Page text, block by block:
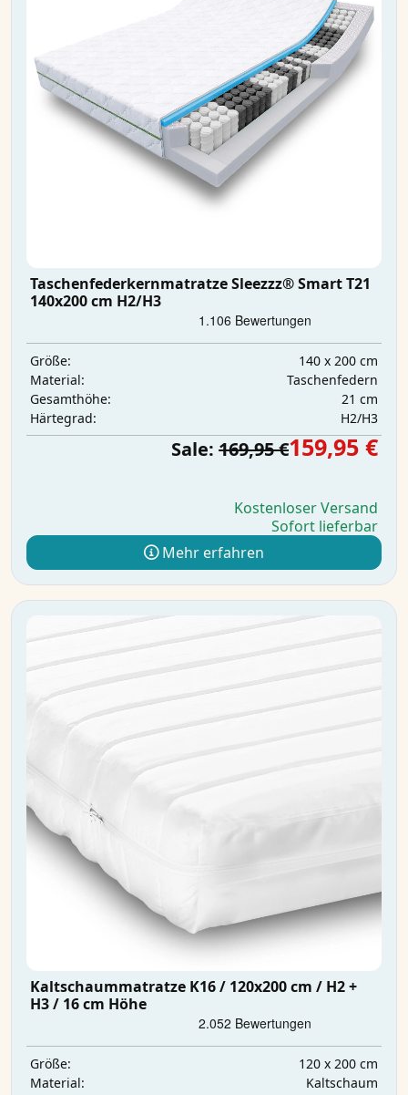
Taschenfederkernmatratze Sleezzz® Smart T21
140x200 cm H2/H3
Größe:
140 x 200 cm
Material:
Taschenfedern
Gesamthöhe:
21 cm
Härtegrad:
H2/H3
Sale: 169,95 €159,95 €
Kostenloser Versand
Sofort lieferbar
Mehr erfahren
Kaltschaummatratze K16 / 120x200 cm / H2 +
H3 / 16 cm Höhe
Größe:
120 x 200 cm
Material:
Kaltschaum